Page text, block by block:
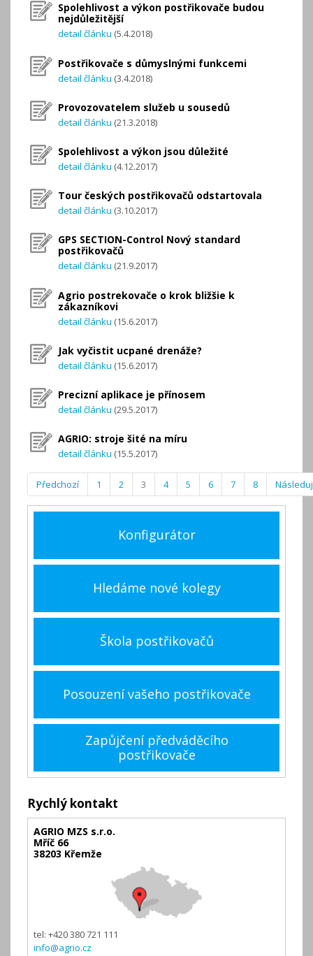
Spolehlivost a výkon postřikovače budou
nejdůležitější
detail článku (5.4.2018)
Postřikovače s důmyslnými funkcemi
detail článku (3.4.2018)
Provozovatelem služeb u sousedů
detail článku (21.3.2018)
Spolehlivost a výkon jsou důležité
detail článku (4.12.2017)
Tour českých postřikovačů odstartovala
detail článku (3.10.2017)
GPS SECTION-Control Nový standard
postřikovačů
detail článku (21.9.2017)
Agrio postrekovače o krok bližšie k
zákazníkovi
detail článku (15.6.2017)
Jak vyčistit ucpané drenáže?
detail článku (15.6.2017)
Precizní aplikace je přínosem
detail článku (29.5.2017)
AGRIO: stroje šité na míru
detail článku (15.5.2017)
Předchozí 1 2 3 4 5 6 7 8
Konfigurátor
Hledáme nové kolegy
Škola postřikovačů
Posouzení vašeho postřikovače
Zapůjčení předváděcího
postřikovače
Rychlý kontakt
AGRIO MZS s.r.o.
Mříč 66
38203 Křemže
tel: +420 380 721 111
info@agrio.cz